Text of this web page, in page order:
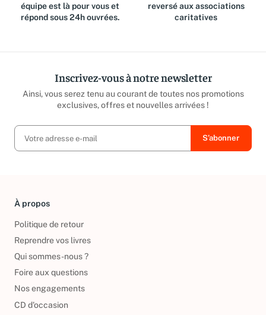
équipe est là pour vous et
répond sous 24h ouvrées.
reversé aux associations
caritatives
Inscrivez-vous à notre newsletter
Ainsi, vous serez tenu au courant de toutes nos promotions
exclusives, offres et nouvelles arrivées !
À propos
Politique de retour
Reprendre vos livres
Qui sommes-nous ?
Foire aux questions
Nos engagements
CD d'occasion